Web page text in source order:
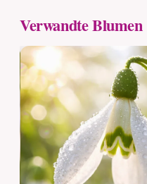
Verwandte Blumen